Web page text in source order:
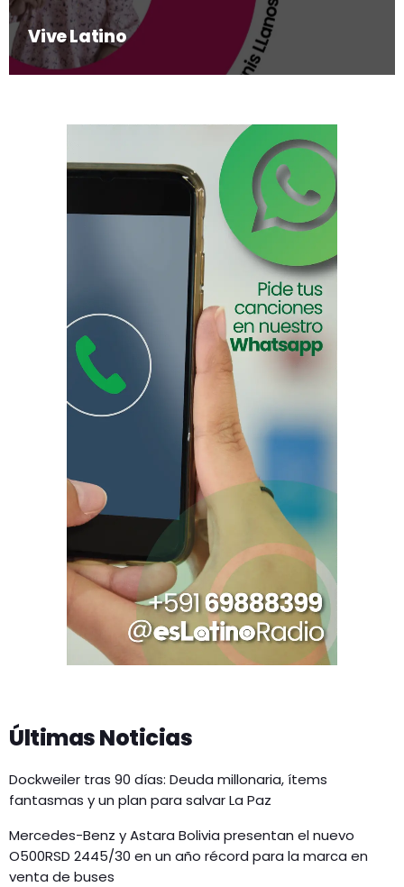
Vive Latino
Últimas Noticias
Dockweiler tras 90 días: Deuda millonaria, ítems
fantasmas y un plan para salvar La Paz
Mercedes-Benz y Astara Bolivia presentan el nuevo
O500RSD 2445/30 en un año récord para la marca en
venta de buses